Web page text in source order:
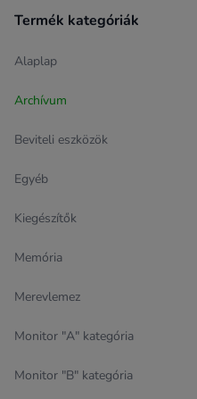
Termék kategóriák
Alaplap
Archívum
Beviteli eszközök
Egyéb
Kiegészítők
Memória
Merevlemez
Monitor "A" kategória
Monitor "B" kategória